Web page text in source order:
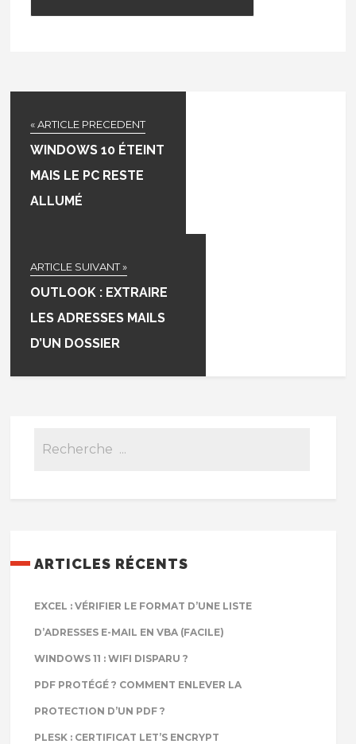
« ARTICLE PRECEDENT
WINDOWS 10 ÉTEINT
MAIS LE PC RESTE
ALLUMÉ
ARTICLE SUIVANT »
OUTLOOK : EXTRAIRE
LES ADRESSES MAILS
D’UN DOSSIER
ARTICLES RÉCENTS
EXCEL : VÉRIFIER LE FORMAT D’UNE LISTE
D’ADRESSES E-MAIL EN VBA (FACILE)
WINDOWS 11 : WIFI DISPARU ?
PDF PROTÉGÉ ? COMMENT ENLEVER LA
PROTECTION D’UN PDF ?
PLESK : CERTIFICAT LET’S ENCRYPT